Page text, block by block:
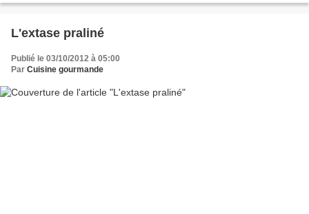
L'extase praliné
Publié le 03/10/2012 à 05:00
Par Cuisine gourmande